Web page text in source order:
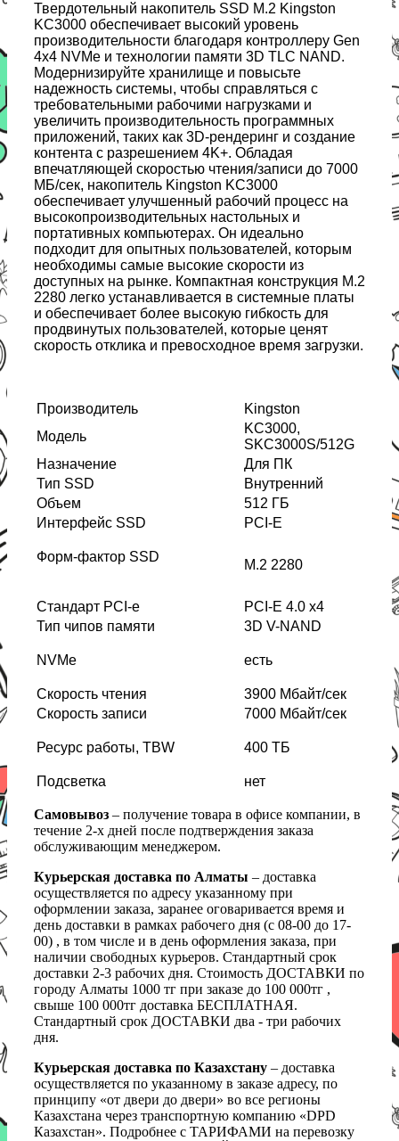
Твердотельный накопитель SSD M.2 Kingston
KC3000 обеспечивает высокий уровень
производительности благодаря контроллеру Gen
4x4 NVMe и технологии памяти 3D TLC NAND.
Модернизируйте хранилище и повысьте
надежность системы, чтобы справляться с
требовательными рабочими нагрузками и
увеличить производительность программных
приложений, таких как 3D-рендеринг и создание
контента с разрешением 4K+. Обладая
впечатляющей скоростью чтения/записи до 7000
МБ/сек, накопитель Kingston KC3000
обеспечивает улучшенный рабочий процесс на
высокопроизводительных настольных и
портативных компьютерах. Он идеально
подходит для опытных пользователей, которым
необходимы самые высокие скорости из
доступных на рынке. Компактная конструкция M.2
2280 легко устанавливается в системные платы
и обеспечивает более высокую гибкость для
продвинутых пользователей, которые ценят
скорость отклика и превосходное время загрузки.
Производитель
Kingston
Модель
KC3000,
SKC3000S/512G
Назначение
Для ПК
Тип SSD
Внутренний
Объем
512 ГБ
Интерфейс SSD
PCI-E
Форм-фактор SSD
M.2 2280
Стандарт PCI-e
PCI-E 4.0 x4
Тип чипов памяти
3D V-NAND
NVMe есть
Скорость чтения
3900 Мбайт/сек
Скорость записи
7000 Мбайт/сек
Ресурс работы, TBW 400 ТБ
Подсветка нет
Самовывоз – получение товара в офисе компании, в
течение 2-х дней после подтверждения заказа
обслуживающим менеджером.
Курьерская доставка по Алматы – доставка
осуществляется по адресу указанному при
оформлении заказа, заранее оговаривается время и
день доставки в рамках рабочего дня (с 08-00 до 17-
00) , в том числе и в день оформления заказа, при
наличии свободных курьеров. Стандартный срок
доставки 2-3 рабочих дня. Стоимость ДОСТАВКИ по
городу Алматы 1000 тг при заказе до 100 000тг ,
свыше 100 000тг доставка БЕСПЛАТНАЯ.
Стандартный срок ДОСТАВКИ два - три рабочих
дня.
Курьерская доставка по Казахстану – доставка
осуществляется по указанному в заказе адресу, по
принципу «от двери до двери» во все регионы
Казахстана через транспортную компанию «DPD
Казахстан». Подробнее с ТАРИФАМИ на перевозку